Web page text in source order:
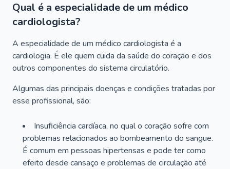
Qual é a especialidade de um médico
cardiologista?
A especialidade de um médico cardiologista é a
cardiologia. É ele quem cuida da saúde do coração e dos
outros componentes do sistema circulatório.
Algumas das principais doenças e condições tratadas por
esse profissional, são:
Insuficiência cardíaca, no qual o coração sofre com
problemas relacionados ao bombeamento do sangue.
É comum em pessoas hipertensas e pode ter como
efeito desde cansaço e problemas de circulação até